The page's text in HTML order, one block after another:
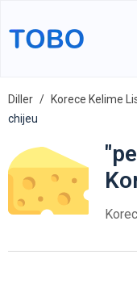
Diller Korece Kelime
chijeu